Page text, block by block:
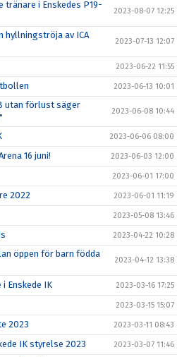
tränare i Enskedes P19-
2023-08-07 12:25
hyllningströja av ICA
2023-07-13 12:07
2023-06-22 11:55
2023-06-13 10:01
utan förlust säger
2023-06-08 10:44
2023-06-06 08:00
16 juni! 2023-06-03 12:00
2023-06-01 17:00
2022 2023-06-01 11:19
2023-05-08 13:46
2023-04-22 10:28
öppen för barn födda
2023-04-12 13:38
Enskede IK 2023-03-16 17:25
2023-03-15 15:07
2023 2023-03-11 08:43
IK styrelse 2023 2023-03-07 11:46